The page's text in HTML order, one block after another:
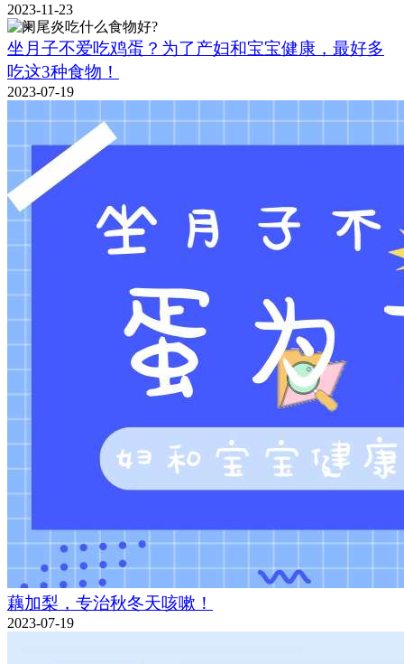
2023-11-23
坐月子不爱吃鸡蛋？为了产妇和宝宝健康，最好多
吃这3种食物！
2023-07-19
藕加梨，专治秋冬天咳嗽！
2023-07-19